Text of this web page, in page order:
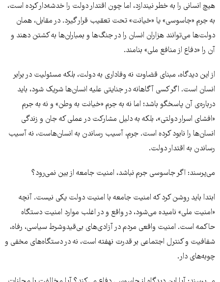
هیچ انسانی را به خطر نیندازد، اما چون اقتدار دولت را خدشه‌دار کرده است،
به جرم «جاسوسی» یا «خیانت» تحت تعقیب قرار گیرد. در مقابل، همان
دولت‌ها می‌توانند هزاران انسان را در جنگ‌ها و بمباران‌ها به کشتن دهند و
آن را «دفاع از منافع ملی» بنامند.
از این دیدگاه، مبنای قضاوت نه وفاداری به دولت، بلکه مسئولیت در برابر
انسان است. اگر کسی آگاهانه در جنایتی علیه انسان‌ها شریک شود، باید
درباره‌ی آن پاسخگو باشد؛ اما نه به جرم «خیانت به وطن» و نه به جرم
«افشای اسرار دولتی»، بلکه به دلیل مشارکت در عملی که جان و زندگی
انسان‌ها را نابود کرده است. جرم، آسیب رساندن به انسان‌هاست، نه آسیب
رساندن به اقتدار دولت.
می‌پرسند: اگر جاسوسی جرم نباشد، امنیت جامعه از بین نمی‌رود؟
ابتدا باید روشن کرد که امنیت جامعه با امنیت دولت یکی نیست. آنچه
«امنیت ملی» نامیده می‌شود، در واقع و در اغلب موارد امنیت دستگاه
حاکمه است. امنیت واقعی مردم در آزادی‌های بی‌قیدوشرط سیاسی، رفاه،
شفافیت و کنترل اجتماعی بر قدرت نهفته است، نه در دستگاه‌های مخفی و
چوبه‌های دار.